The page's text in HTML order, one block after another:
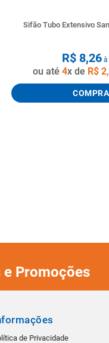
Sifão Tubo Extensivo
R$ 8,26 à
ou até4x de R$ 2,
e Promoções
de Privacidade